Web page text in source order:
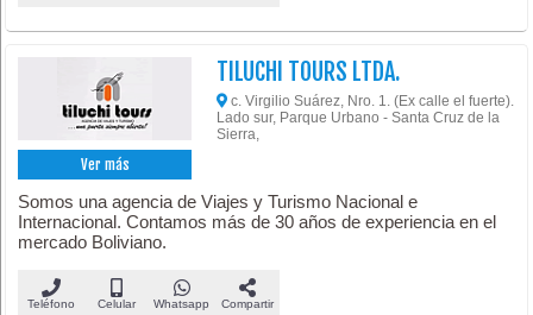
Ver más
TILUCHI TOURS LTDA.
c. Virgilio Suárez, Nro. 1. (Ex calle el fuerte).
Lado sur, Parque Urbano - Santa Cruz de la
Sierra,
Somos una agencia de Viajes y Turismo Nacional e
Internacional. Contamos más de 30 años de experiencia en el
mercado Boliviano.
Teléfono Celular Whatsapp Compartir